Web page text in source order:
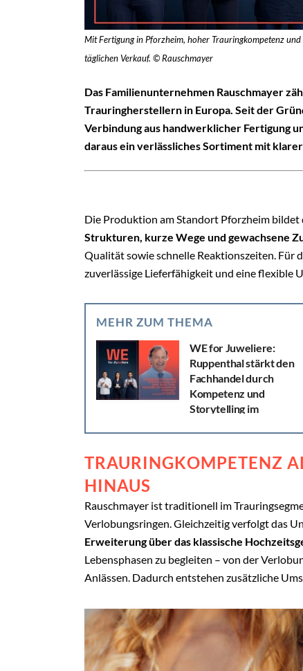
Mit Fertigung in Pforzheim, hoher Trauringkompetenz
täglichen Verkauf. © Rauschmayer
Das Familienunternehmen Rauschmayer
Trauringherstellern in Europa. Seit der
Verbindung aus handwerklicher Fertigung
daraus ein verlässliches Sortiment mit
Die Produktion am Standort Pforzheim bildet
Strukturen, kurze Wege und gewachsene
Qualität sowie schnelle Reaktionszeiten. Für
zuverlässige Lieferfähigkeit und eine flexible
MEHR ZUM THEMA
WE for Juweliere:
Ruppenthal stärkt den
Fachhandel durch
Kompetenz und
Storytelling im
Geschichte zunehmend an Bedeutung.
Farbedelsteine bieten genau diese Möglichkeit.
Farbe, Herkunft und Einzigartigkeit machen...
TRAURINGKOMPETENZ
HINAUS
Rauschmayer ist traditionell im
Verlobungsringen. Gleichzeitig verfolgt das
Erweiterung über das klassische
Lebensphasen zu begleiten – von der
Anlässen. Dadurch entstehen zusätzliche